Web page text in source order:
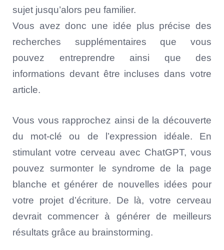
sujet jusqu’alors peu familier.
Vous avez donc une idée plus précise des
recherches supplémentaires que vous
pouvez entreprendre ainsi que des
informations devant être incluses dans votre
article.
Vous vous rapprochez ainsi de la découverte
du mot-clé ou de l’expression idéale. En
stimulant votre cerveau avec ChatGPT, vous
pouvez surmonter le syndrome de la page
blanche et générer de nouvelles idées pour
votre projet d’écriture. De là, votre cerveau
devrait commencer à générer de meilleurs
résultats grâce au brainstorming.